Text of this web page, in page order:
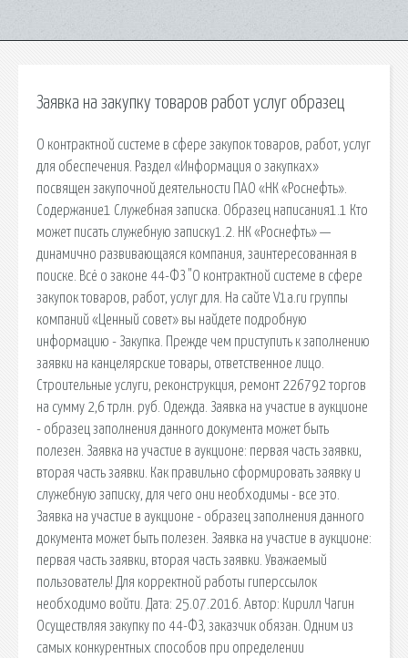
Заявка на закупку товаров работ услуг образец
О контрактной системе в сфере закупок товаров, работ, услуг
для обеспечения. Раздел «Информация о закупках»
посвящен закупочной деятельности ПАО «НК «Роснефть».
Содержание1 Служебная записка. Образец написания1.1 Кто
может писать служебную записку1.2. НК «Роснефть» —
динамично развивающаяся компания, заинтересованная в
поиске. Всё о законе 44-ФЗ "О контрактной системе в сфере
закупок товаров, работ, услуг для. На сайте V1a.ru группы
компаний «Ценный совет» вы найдете подробную
информацию - Закупка. Прежде чем приступить к заполнению
заявки на канцелярские товары, ответственное лицо.
Строительные услуги, реконструкция, ремонт 226792 торгов
на сумму 2,6 трлн. руб. Одежда. Заявка на участие в аукционе
- образец заполнения данного документа может быть
полезен. Заявка на участие в аукционе: первая часть заявки,
вторая часть заявки. Как правильно сформировать заявку и
служебную записку, для чего они необходимы - все это.
Заявка на участие в аукционе - образец заполнения данного
документа может быть полезен. Заявка на участие в аукционе:
первая часть заявки, вторая часть заявки. Уважаемый
пользователь! Для корректной работы гиперссылок
необходимо войти. Дата: 25.07.2016. Автор: Кирилл Чагин
Осуществляя закупку по 44-ФЗ, заказчик обязан. Одним из
самых конкурентных способов при определении